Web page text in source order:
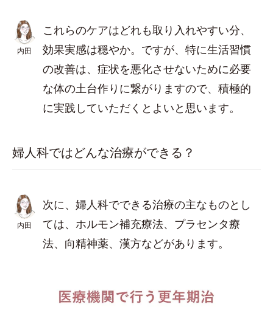
内田
これらのケアはどれも取り入れやすい分、
効果実感は穏やか。ですが、特に生活習慣
の改善は、症状を悪化させないために必要
な体の土台作りに繋がりますので、積極的
に実践していただくとよいと思います。
婦人科ではどんな治療ができる？
内田
次に、婦人科でできる治療の主なものとし
ては、ホルモン補充療法、プラセンタ療
法、向精神薬、漢方などがあります。